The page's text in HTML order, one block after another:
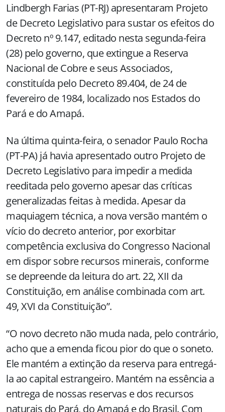
Lindbergh Farias (PT-RJ) apresentaram Projeto
de Decreto Legislativo para sustar os efeitos do
Decreto nº 9.147, editado nesta segunda-feira
(28) pelo governo, que extingue a Reserva
Nacional de Cobre e seus Associados,
constituída pelo Decreto 89.404, de 24 de
fevereiro de 1984, localizado nos Estados do
Pará e do Amapá.
Na última quinta-feira, o senador Paulo Rocha
(PT-PA) já havia apresentado outro Projeto de
Decreto Legislativo para impedir a medida
reeditada pelo governo apesar das críticas
generalizadas feitas à medida. Apesar da
maquiagem técnica, a nova versão mantém o
vício do decreto anterior, por exorbitar
competência exclusiva do Congresso Nacional
em dispor sobre recursos minerais, conforme
se depreende da leitura do art. 22, XII da
Constituição, em análise combinada com art.
49, XVI da Constituição”.
“O novo decreto não muda nada, pelo contrário,
acho que a emenda ficou pior do que o soneto.
Ele mantém a extinção da reserva para entregá-
la ao capital estrangeiro. Mantém na essência a
entrega de nossas reservas e dos recursos
naturais do Pará, do Amapá e do Brasil. Com